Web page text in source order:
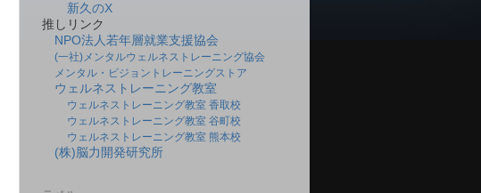
新久のX
推しリンク
NPO法人若年層就業支援協会
(一社)メンタルウェルネストレーニング協会
メンタル・ビジョントレーニングストア
ウェルネストレーニング教室
ウェルネストレーニング教室 香取校
ウェルネストレーニング教室 谷町校
ウェルネストレーニング教室 熊本校
(株)脳力開発研究所